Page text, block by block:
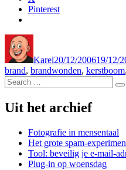
Pinterest
Karel20/12/200619/12/
brand, brandwonden, kerstboom,
Search
for:
Uit het archief
Fotografie in mensentaal
Het grote spam-
Tool: beveilig je e-mail-
Plug-in op woensdag